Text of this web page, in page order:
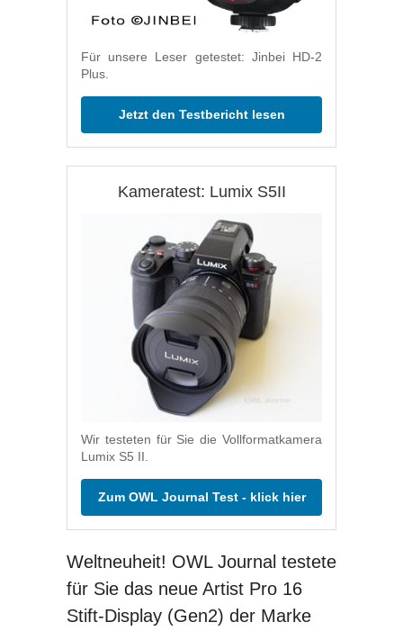
Für unsere Leser getestet: Jinbei HD-2
Plus.
Jetzt den Testbericht lesen
Kameratest: Lumix S5II
Wir testeten für Sie die Vollformatkamera
Lumix S5 II.
Zum OWL Journal Test - klick hier
Weltneuheit! OWL Journal testete
für Sie das neue Artist Pro 16
Stift-Display (Gen2) der Marke